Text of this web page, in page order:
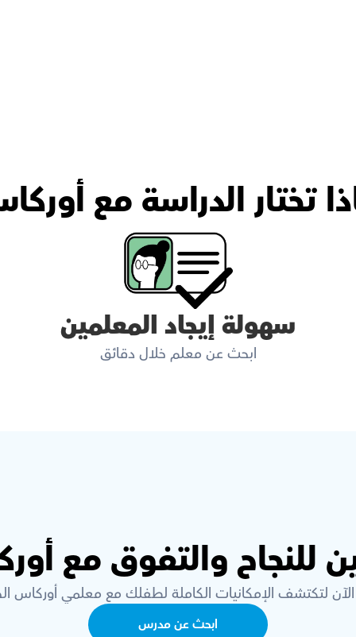
تختار الدراسة مع
سهولة إيجاد المعلمين
ابحث عن معلم خلال دقائق
للنجاح والتفوق مع
الآن لتكتشف الإمكانيات الكاملة لطفلك مع معلمي أوركاس
ابحث عن مدرس